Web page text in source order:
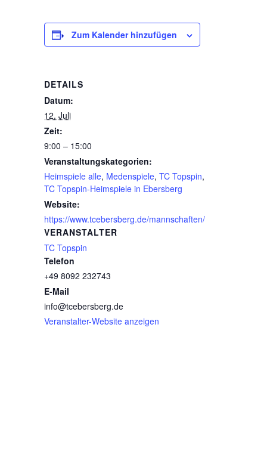
Zum Kalender hinzufügen
DETAILS
Datum:
12. Juli
Zeit:
9:00 – 15:00
Veranstaltungskategorien:
Heimspiele alle, Medenspiele, TC Topspin,
TC Topspin-Heimspiele in Ebersberg
Website:
https://www.tcebersberg.de/mannschaften/
VERANSTALTER
TC Topspin
Telefon
+49 8092 232743
E-Mail
info@tcebersberg.de
Veranstalter-Website anzeigen